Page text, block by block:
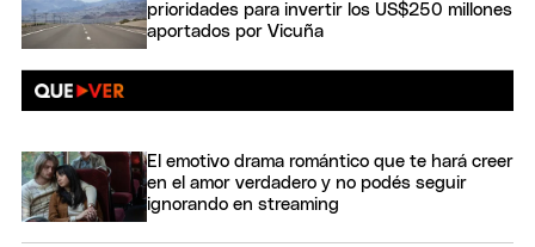
prioridades para invertir los US$250 millones
aportados por Vicuña
El emotivo drama romántico que te hará creer
en el amor verdadero y no podés seguir
ignorando en streaming